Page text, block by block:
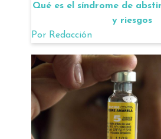
Qué es el síndrome de
y riesgos
Por Redacción